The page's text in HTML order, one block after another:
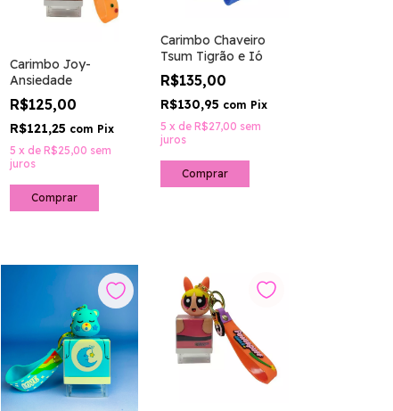
Carimbo Joy-
Ansiedade
R$125,00
R$121,25 com Pix
5 x de R$25,00 sem
juros
Carimbo Chaveiro
Tsum Tigrão e Ió
R$135,00
R$130,95 com Pix
5 x de R$27,00 sem
juros